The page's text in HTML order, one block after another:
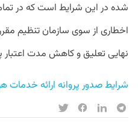
شده در این شرایط است که در
اخطاری از سوی سازمان تنظیم
نهایی تعلیق و کاهش مدت اعتبار
شرایط صدور پروانه ارائه